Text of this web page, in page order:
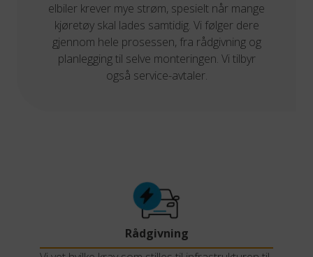
elbiler krever mye strøm, spesielt når mange
kjøretøy skal lades samtidig. Vi følger dere
gjennom hele prosessen, fra rådgivning og
planlegging til selve monteringen. Vi tilbyr
også service-avtaler.
Rådgivning